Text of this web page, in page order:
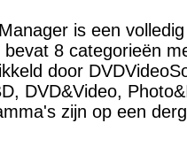
is een
8 categorieën
door
DVD&Video,
zijn op een